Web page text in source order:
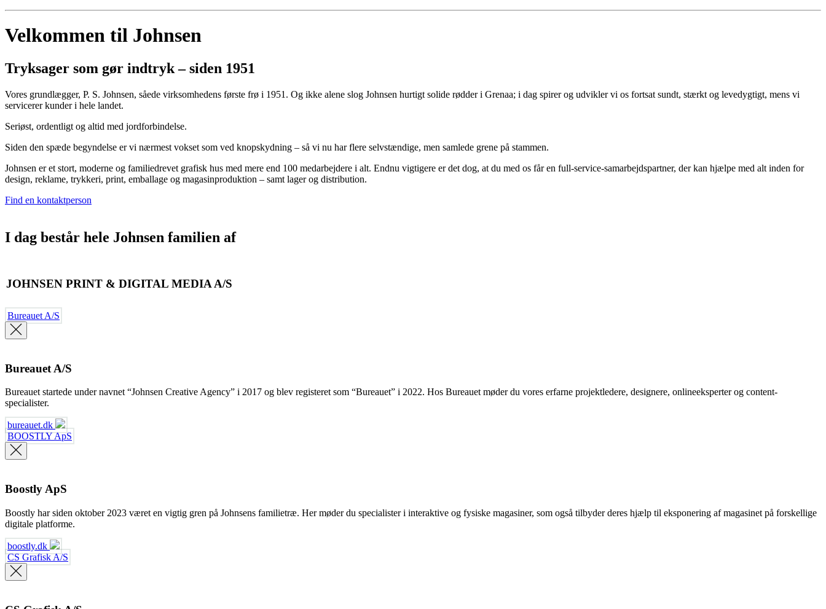
Velkommen til Johnsen
Tryksager som gør indtryk – siden 1951
Vores grundlægger, P. S. Johnsen, såede virksomhedens første frø i 1951. Og ikke alene slog Johnsen hurtigt solide rødder i Grenaa; i dag spirer og udvikler vi os fortsat sundt, stærkt og levedygtigt, mens vi
servicerer kunder i hele landet.
Seriøst, ordentligt og altid med jordforbindelse.
Siden den spæde begyndelse er vi nærmest vokset som ved knopskydning – så vi nu har flere selvstændige, men samlede grene på stammen.
Johnsen er et stort, moderne og familiedrevet grafisk hus med mere end 100 medarbejdere i alt. Endnu vigtigere er det dog, at du med os får en full-service-samarbejdspartner, der kan hjælpe med alt inden for
design, reklame, trykkeri, print, emballage og magasinproduktion – samt lager og distribution.
Find en kontaktperson
I dag består hele Johnsen familien af
JOHNSEN PRINT & DIGITAL MEDIA A/S
Bureauet A/S
Bureauet A/S
Bureauet startede under navnet “Johnsen Creative Agency” i 2017 og blev registeret som “Bureauet” i 2022. Hos Bureauet møder du vores erfarne projektledere, designere, onlineeksperter og content-
specialister.
bureauet.dk
BOOSTLY ApS
Boostly ApS
Boostly har siden oktober 2023 været en vigtig gren på Johnsens familietræ. Her møder du specialister i interaktive og fysiske magasiner, som også tilbyder deres hjælp til eksponering af magasinet på forskellige
digitale platforme.
boostly.dk
CS Grafisk A/S